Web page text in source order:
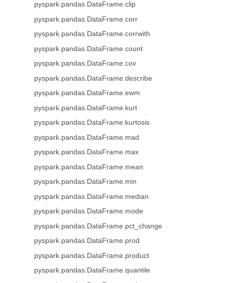
pyspark.pandas.DataFrame.clip
pyspark.pandas.DataFrame.corr
pyspark.pandas.DataFrame.corrwith
pyspark.pandas.DataFrame.count
pyspark.pandas.DataFrame.cov
pyspark.pandas.DataFrame.describe
pyspark.pandas.DataFrame.ewm
pyspark.pandas.DataFrame.kurt
pyspark.pandas.DataFrame.kurtosis
pyspark.pandas.DataFrame.mad
pyspark.pandas.DataFrame.max
pyspark.pandas.DataFrame.mean
pyspark.pandas.DataFrame.min
pyspark.pandas.DataFrame.median
pyspark.pandas.DataFrame.mode
pyspark.pandas.DataFrame.pct_change
pyspark.pandas.DataFrame.prod
pyspark.pandas.DataFrame.product
pyspark.pandas.DataFrame.quantile